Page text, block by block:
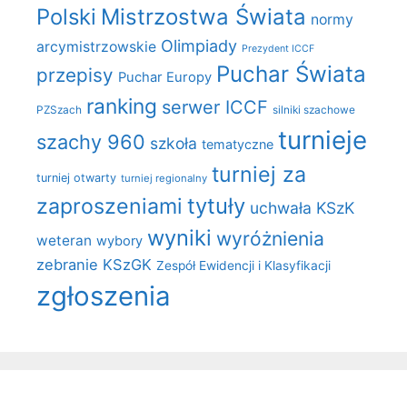
Polski Mistrzostwa Świata normy
arcymistrzowskie Olimpiady Prezydent ICCF
przepisy Puchar Europy Puchar Świata
PZSzach ranking serwer ICCF silniki szachowe
szachy 960 szkoła tematyczne turnieje
turniej otwarty turniej regionalny turniej za
zaproszeniami tytuły uchwała KSzK
weteran wybory wyniki wyróżnienia
zebranie KSzGK Zespół Ewidencji i Klasyfikacji
zgłoszenia